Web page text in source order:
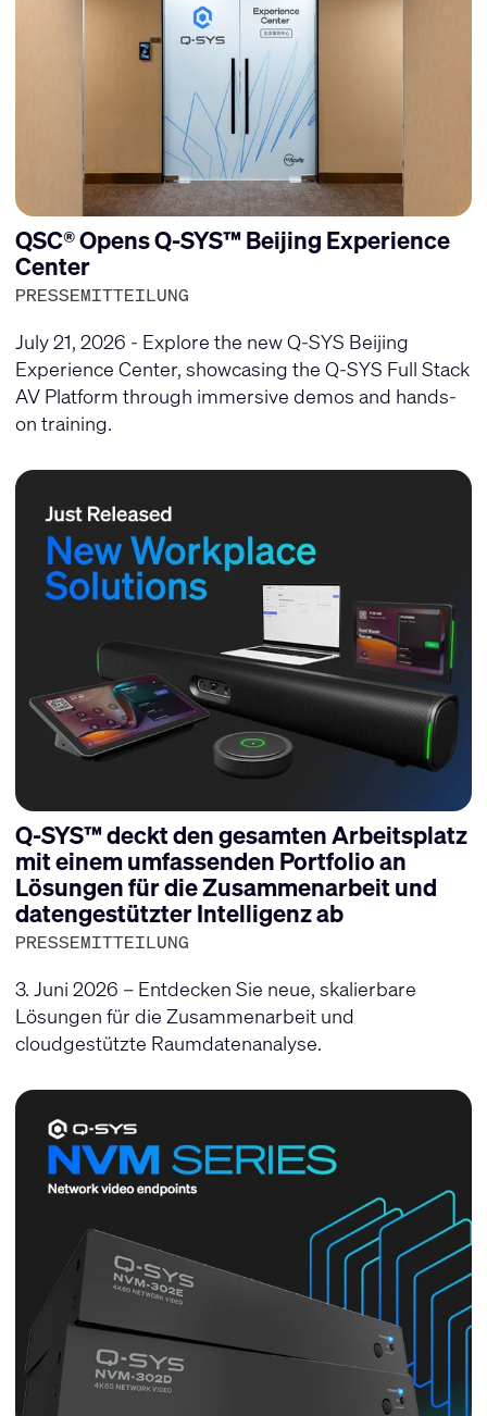
QSC® Opens Q-SYS™ Beijing Experience
Center
PRESSEMITTEILUNG
July 21, 2026 - Explore the new Q-SYS Beijing
Experience Center, showcasing the Q-SYS Full Stack
AV Platform through immersive demos and hands-
on training.
Q-SYS™ deckt den gesamten Arbeitsplatz
mit einem umfassenden Portfolio an
Lösungen für die Zusammenarbeit und
datengestützter Intelligenz ab
PRESSEMITTEILUNG
3. Juni 2026 – Entdecken Sie neue, skalierbare
Lösungen für die Zusammenarbeit und
cloudgestützte Raumdatenanalyse.